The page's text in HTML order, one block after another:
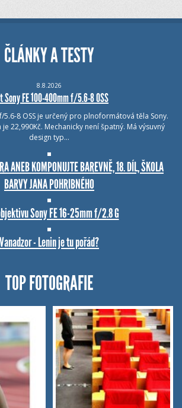
ČLÁNKY A TESTY
8.8.2026
Sony FE 100-400mm f/5.6-8 OSS
5.6-8 OSS je určený pro plnoformátová těla Sony.
je 22,990Kč. Mechanicky není špatný. Má výsuvný
design typ…
ANEB KOMPONUJTE BAREVNĚ, 18. DÍL, ŠKOLA
BARVY JANA POHRIBNÉHO
Sony FE 16-25mm f/2.8 G
Vanadzor - Lenin je tu pořád?
TOP FOTOGRAFIE